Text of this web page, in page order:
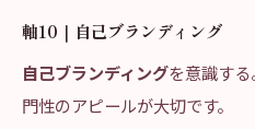
軸10｜自己ブランディング
自己ブランディングを意識す
門性のアピールが大切です。